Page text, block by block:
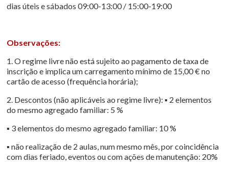
dias úteis e sábados 09:00-13:00 / 15:00-19:00
Observações:
1. O regime livre não está sujeito ao pagamento de taxa de
inscrição e implica um carregamento mínimo de 15,00 € no
cartão de acesso (frequência horária);
2. Descontos (não aplicáveis ao regime livre): ▪ 2 elementos
do mesmo agregado familiar: 5 %
▪ 3 elementos do mesmo agregado familiar: 10 %
▪ não realização de 2 aulas, num mesmo mês, por coincidência
com dias feriado, eventos ou com ações de manutenção: 20%